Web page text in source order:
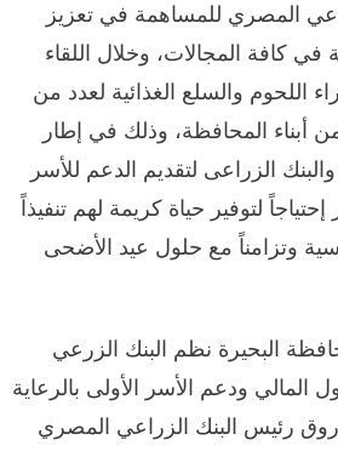
المصري للمساهمة في تعزيز
في كافة المجالات، وخلال اللقاء
اللحوم والسلع الغذائية لعدد من
من أبناء المحافظة، وذلك في إطار
الزراعى لتقديم الدعم للأسر
إحتياجاً لتوفير حياة كريمة لهم تنفيذاً
وتزامناً مع حلول عيد الأضحى
البحيرة نظم البنك الزرعي
المالي ودعم الأسر الأولى بالرعاية
رئيس البنك الزراعي المصري